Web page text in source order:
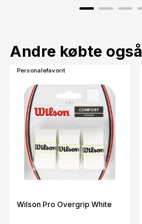
Andre købte også
Personalefavorit
Wilson Pro Overgrip White